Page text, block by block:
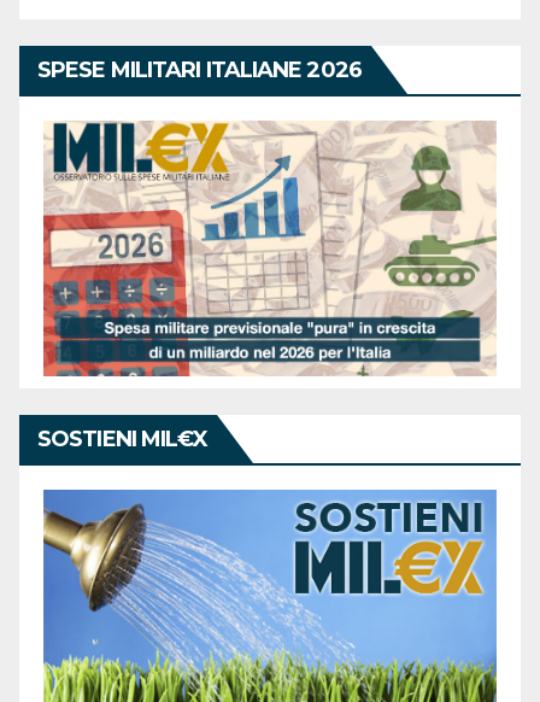
SPESE MILITARI ITALIANE 2026
SOSTIENI MIL€X